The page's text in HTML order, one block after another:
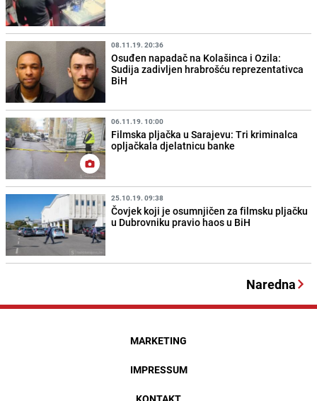
08.11.19. 20:36
Osuđen napadač na Kolašinca i Ozila:
Sudija zadivljen hrabrošću reprezentativca
BiH
06.11.19. 10:00
Filmska pljačka u Sarajevu: Tri kriminalca
opljačkala djelatnicu banke
25.10.19. 09:38
Čovjek koji je osumnjičen za filmsku pljačku
u Dubrovniku pravio haos u BiH
Naredna
MARKETING
IMPRESSUM